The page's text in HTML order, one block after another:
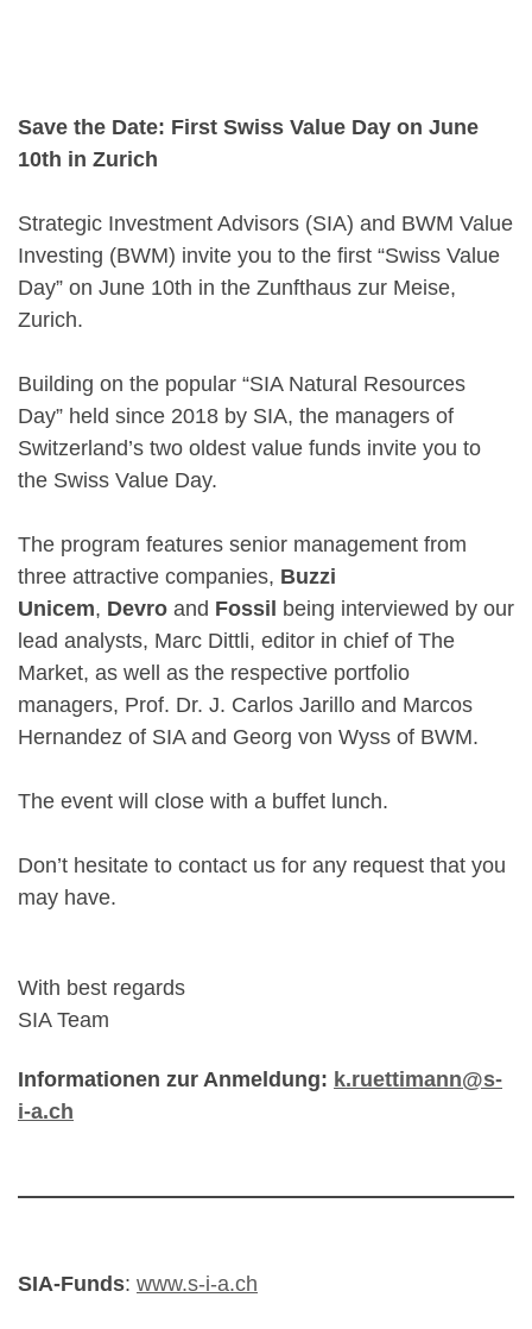
Save the Date: First Swiss Value Day on June
10th in Zurich
Strategic Investment Advisors (SIA) and BWM Value
Investing (BWM) invite you to the first “Swiss Value
Day” on June 10th in the Zunfthaus zur Meise,
Zurich.
Building on the popular “SIA Natural Resources
Day” held since 2018 by SIA, the managers of
Switzerland’s two oldest value funds invite you to
the Swiss Value Day.
The program features senior management from
three attractive companies, Buzzi
Unicem, Devro and Fossil being interviewed by our
lead analysts, Marc Dittli, editor in chief of The
Market, as well as the respective portfolio
managers, Prof. Dr. J. Carlos Jarillo and Marcos
Hernandez of SIA and Georg von Wyss of BWM.
The event will close with a buffet lunch.
Don’t hesitate to contact us for any request that you
may have.
With best regards
SIA Team
Informationen zur Anmeldung: k.ruettimann@s-
i-a.ch
SIA-Funds: www.s-i-a.ch